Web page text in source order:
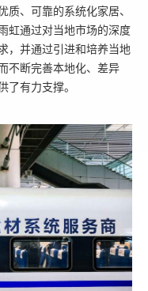
质、可靠的系统化家居、
虹通过对当地市场的深度
，并通过引进和培养当地
不断完善本地化、差异
了有力支撑。